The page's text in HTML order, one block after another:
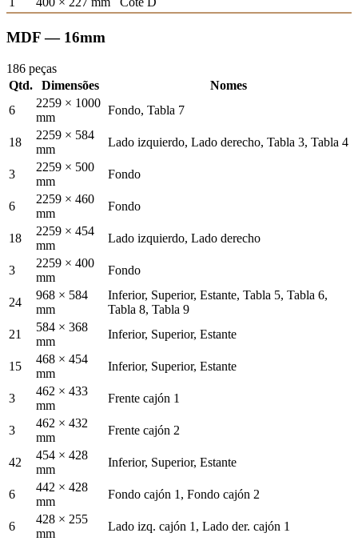
MDF — 16mm
186 peças
Qtd.
Dimensões
Nomes
6
2259 × 1000
mm
Fondo, Tabla 7
18
2259 × 584
mm
Lado izquierdo, Lado derecho, Tabla 3, Tabla 4
3
2259 × 500
mm
Fondo
6
2259 × 460
mm
Fondo
18
2259 × 454
mm
Lado izquierdo, Lado derecho
3
2259 × 400
mm
Fondo
24
968 × 584
mm
Inferior, Superior, Estante, Tabla 5, Tabla 6,
Tabla 8, Tabla 9
21
584 × 368
mm
Inferior, Superior, Estante
15
468 × 454
mm
Inferior, Superior, Estante
3
462 × 433
mm
Frente cajón 1
3
462 × 432
mm
Frente cajón 2
42
454 × 428
mm
Inferior, Superior, Estante
6
442 × 428
mm
Fondo cajón 1, Fondo cajón 2
6
428 × 255
mm
Lado izq. cajón 1, Lado der. cajón 1